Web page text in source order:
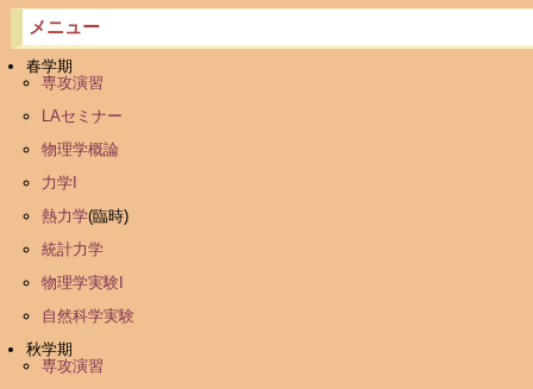
メニュー
春学期
専攻演習
LAセミナー
物理学概論
力学I
熱力学(臨時)
統計力学
物理学実験I
自然科学実験
秋学期
専攻演習